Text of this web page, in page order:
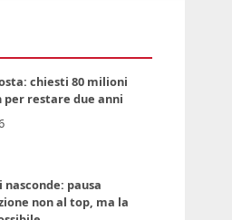
chiesti 80 milioni
per restare due anni
nasconde: pausa
non al top, ma la